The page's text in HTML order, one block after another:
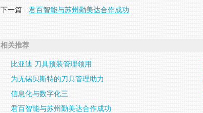
下一篇:
君百智能与苏州勤美达合作成功
相关推荐
比亚迪 刀具预装管理领用
为无锡贝斯特的刀具管理助力
信息化与数字化三
君百智能与苏州勤美达合作成功